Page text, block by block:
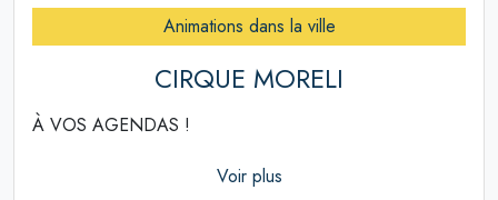
Animations dans la ville
CIRQUE MORELI
À VOS AGENDAS !
Voir plus